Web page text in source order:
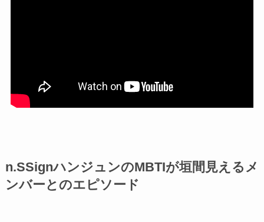
n.SSignハンジュンのMBTIが垣間見えるメ
ンバーとのエピソード